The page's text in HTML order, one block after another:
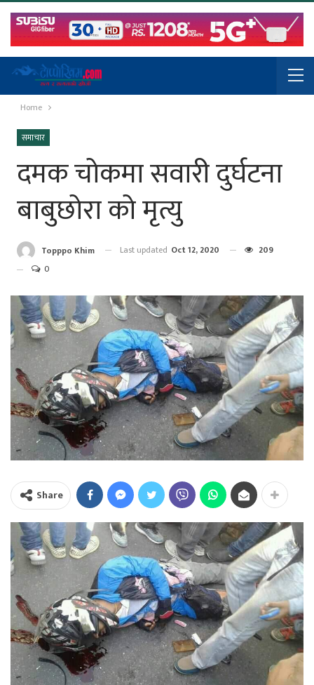
Home
समाचार
दमक चोकमा सवारी दुर्घटना
बाबुछोरा को मृत्यु
Topppo Khim Last updated Oct 12, 2020
209
0
Share